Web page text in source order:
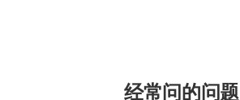
经常问的问题